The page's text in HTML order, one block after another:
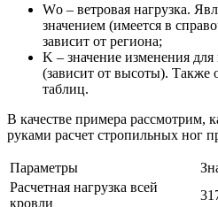
Wо – ветровая нагрузка.
значением (имеется в
зависит от региона;
K – значение изменения для
(зависит от высоты). Также
таблиц.
В качестве примера рассмотрим,
руками расчет стропильных ног
Параметры
Расчетная нагрузка всей
кровли